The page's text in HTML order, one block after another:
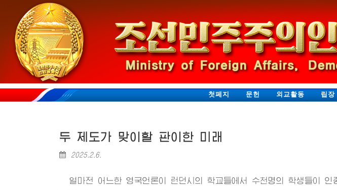
첫페지 문헌 외교활동 립장
두 제도가 맞이할 판이한 미래
2025.2.6.
얼마전 어느한 영국언론이 런던시의 학교들에서 수천명의 학생들이